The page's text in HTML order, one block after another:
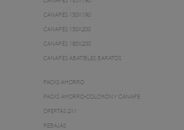
CANAPÉS 150X190
CANAPÉS 150X200
CANAPÉS 180X200
CANAPÉS ABATIBLES BARATOS
PACKS AHORRO
PACKS AHORRO-COLCHÓN Y CANAPÉ
OFERTAS 2X1
REBAJAS